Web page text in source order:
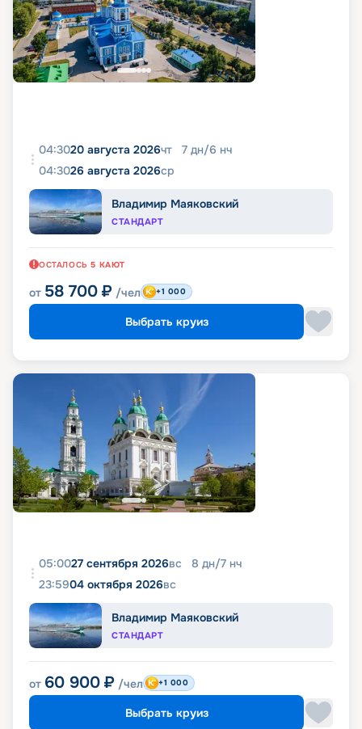
04:3020 августа 2026чт 7 дн/6 нч
04:3026 августа 2026ср
Владимир Маяковский
СТАНДАРТ
ОСТАЛОСЬ 5 КАЮТ
от 58 700 ₽ /чел +1 000
Выбрать круиз
05:0027 сентября 2026вс 8 дн/7 нч
23:5904 октября 2026вс
Владимир Маяковский
СТАНДАРТ
от 60 900 ₽ /чел +1 000
Выбрать круиз